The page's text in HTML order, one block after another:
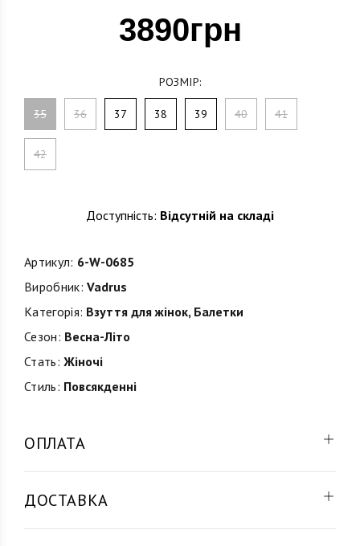
3890грн
РОЗМІР:
35 36 37 38 39 40 41
42
Доступність: Відсутній на складі
Артикул: 6-W-0685
Виробник: Vadrus
Категорія: Взуття для жінок, Балетки
Сезон: Весна-Літо
Стать: Жіночі
Стиль: Повсякденні
ОПЛАТА
ДОСТАВКА